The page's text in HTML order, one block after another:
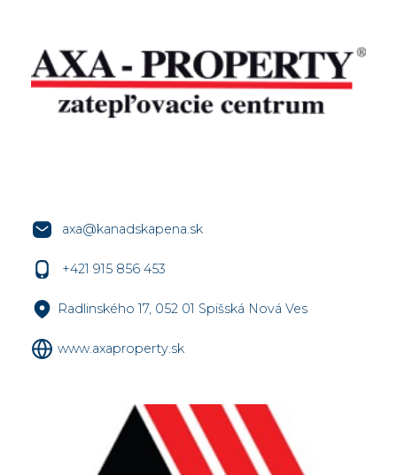
axa@kanadskapena.sk
+421 915 856 453
Radlinského 17, 052 01 Spišská Nová Ves
www.axaproperty.sk